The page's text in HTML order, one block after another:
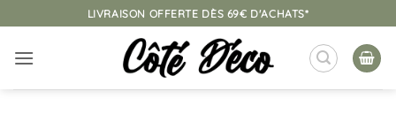
au
contenu
LIVRAISON OFFERTE DÈS 69€ D'ACHATS*